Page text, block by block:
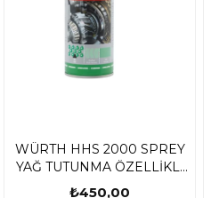
WÜRTH HHS 2000 SPREY
YAĞ TUTUNMA ÖZELLİKLİ
YAĞLAYICI
₺450,00